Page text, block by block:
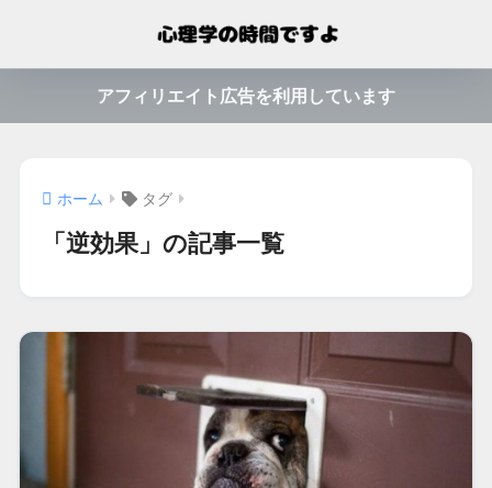
アフィリエイト広告を利用しています
ホーム タグ
「逆効果」の記事一覧